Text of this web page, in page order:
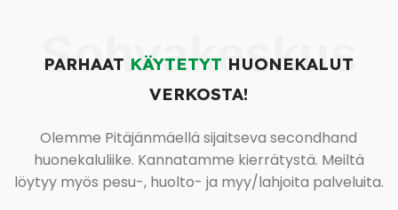
Sohvakeskus
PARHAAT KÄYTETYT HUONEKALUT
VERKOSTA!
Olemme Pitäjänmäellä sijaitseva secondhand
huonekaluliike. Kannatamme kierrätystä. Meiltä
löytyy myös pesu-, huolto- ja myy/lahjoita palveluita.